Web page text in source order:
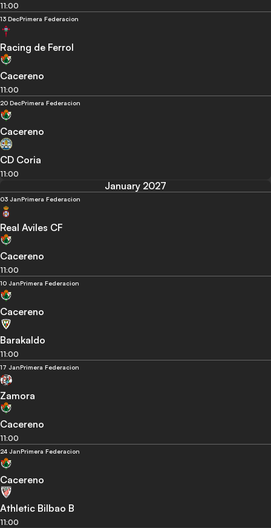
11:00
13 DecPrimera Federacion
Racing de Ferrol
Cacereno
11:00
20 DecPrimera Federacion
Cacereno
CD Coria
11:00
January 2027
03 JanPrimera Federacion
Real Aviles CF
Cacereno
11:00
10 JanPrimera Federacion
Cacereno
Barakaldo
11:00
17 JanPrimera Federacion
Zamora
Cacereno
11:00
24 JanPrimera Federacion
Cacereno
Athletic Bilbao B
11:00